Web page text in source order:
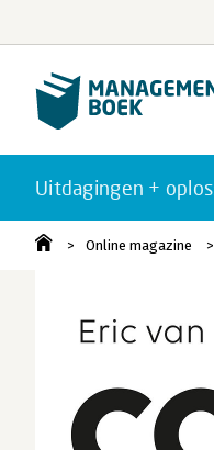
Uitdagingen +
Online magazine